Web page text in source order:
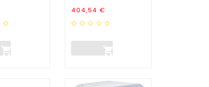

Prezzo
404,54 €
